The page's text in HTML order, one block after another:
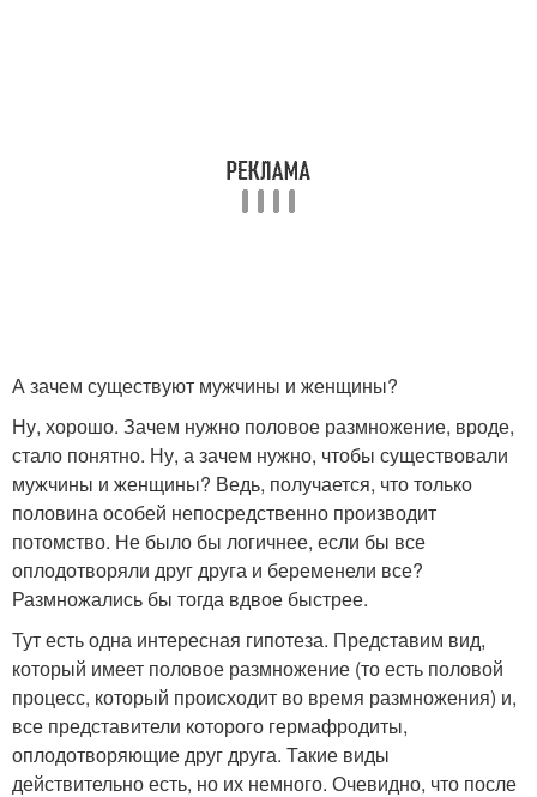
А зачем существуют мужчины и женщины?
Ну, хорошо. Зачем нужно половое размножение, вроде,
стало понятно. Ну, а зачем нужно, чтобы существовали
мужчины и женщины? Ведь, получается, что только
половина особей непосредственно производит
потомство. Не было бы логичнее, если бы все
оплодотворяли друг друга и беременели все?
Размножались бы тогда вдвое быстрее.
Тут есть одна интересная гипотеза. Представим вид,
который имеет половое размножение (то есть половой
процесс, который происходит во время размножения) и,
все представители которого гермафродиты,
оплодотворяющие друг друга. Такие виды
действительно есть, но их немного. Очевидно, что после